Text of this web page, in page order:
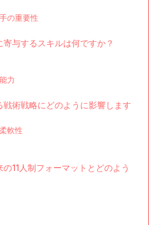
の重要性
与するスキルは何ですか？
力
術戦略にどのように影響します
軟性
11人制フォーマットとどのよう